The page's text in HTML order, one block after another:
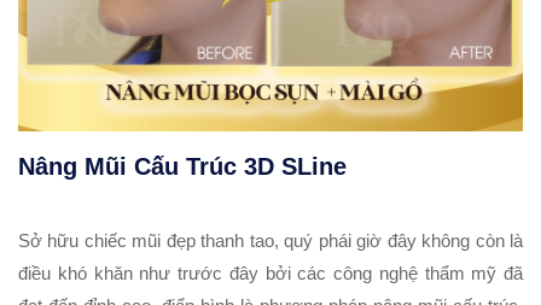
Nâng Mũi Cấu Trúc 3D SLine
Sở hữu chiếc mũi đẹp thanh tao, quý phái giờ đây không còn là
điều khó khăn như trước đây bởi các công nghệ thẩm mỹ đã